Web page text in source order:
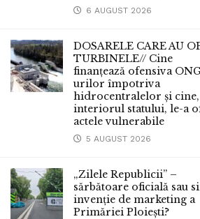
6 AUGUST 2026
DOSARELE CARE AU
TURBINELE// Cine
finanțează ofensiva
urilor împotriva
hidrocentralelor și
interiorul statului, le-a
actele vulnerabile
5 AUGUST 2026
„Zilele Republicii” –
sărbătoare oficială sau
invenție de marketing a
Primăriei Ploiești?